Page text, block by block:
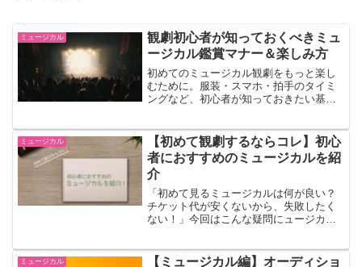
ミュージカル
観劇初心者が知っておくべきミュ
ージカル鑑賞マナー＆楽しみ方
初めてのミュージカル観劇をもっと楽し
むために。服装・スマホ・拍手のタイミ
ングなど、初心者が知っておきたい基本
ミュージカル
【初めて観劇するならコレ】初心
者におすすめのミュージカルを紹
介
「初めて見るミュージカルは何が良い？
チケット代が安くないから、失敗したく
ない！」今回はこんな疑問にュージカル
品を中心に解説したいと思います！失敗
ミュージカル 【ミュージカル編】オーディショ